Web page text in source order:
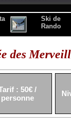
Ski de
Rando
des
: 50€ /
personne